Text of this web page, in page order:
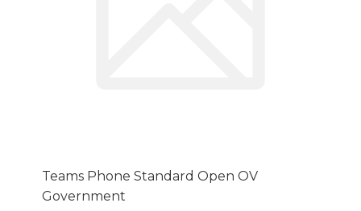
Teams Phone Standard Open OV
Government